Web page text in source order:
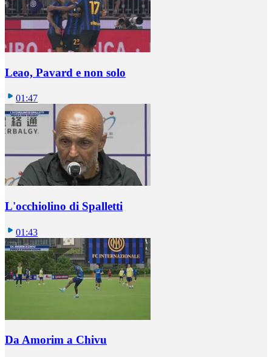
Leao, Pavard e non solo
01:47
L'occhiolino di Spalletti
01:43
Da Amorim a Chivu